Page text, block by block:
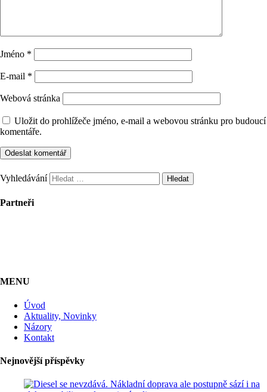
Jméno *
E-mail *
Webová stránka
Uložit do prohlížeče jméno, e-mail a webovou stránku pro budoucí
komentáře.
Vyhledávání
Partneři
MENU
Úvod
Aktuality, Novinky
Názory
Kontakt
Nejnovější příspěvky